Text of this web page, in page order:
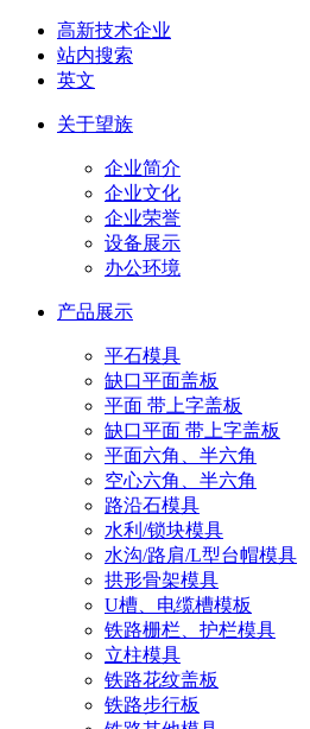
高新技术企业
站内搜索
英文
关于望族
企业简介
企业文化
企业荣誉
设备展示
办公环境
产品展示
平石模具
缺口平面盖板
平面 带上字盖板
缺口平面 带上字盖板
平面六角、半六角
空心六角、半六角
路沿石模具
水利/锁块模具
水沟/路肩/L型台帽模具
拱形骨架模具
U槽、电缆槽模板
铁路栅栏、护栏模具
立柱模具
铁路花纹盖板
铁路步行板